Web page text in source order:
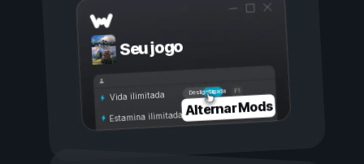
Seu jogo
Ligada
Desligada
Vida ilimitada
Estamina ilimitadaAlternar Mods